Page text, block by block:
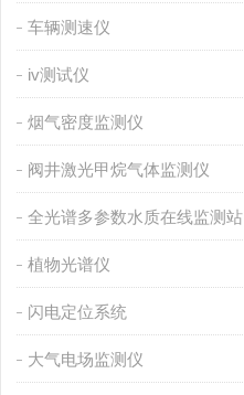
车辆测速仪
iv测试仪
烟气密度监测仪
阀井激光甲烷气体监测仪
全光谱多参数水质在线监测站
植物光谱仪
闪电定位系统
大气电场监测仪